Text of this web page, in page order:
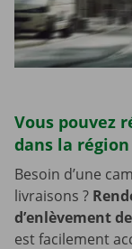
Vous pouvez
dans la
Besoin d’une
livraisons ?
d’enlèvement
est facilement